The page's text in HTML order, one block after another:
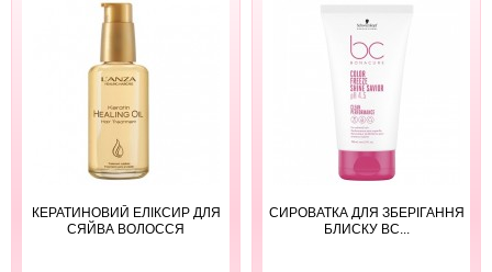
КЕРАТИНОВИЙ ЕЛІКСИР ДЛЯ
СЯЙВА ВОЛОССЯ
СИРОВАТКА ДЛЯ ЗБЕРІГАННЯ
БЛИСКУ BC...